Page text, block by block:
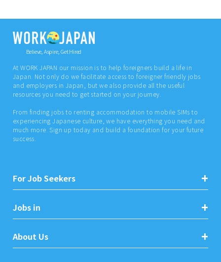
Believe, Aspire, Get Hired
At WORK JAPAN our mission is to help foreigners build a life in
Japan. Not only do we facilitate access to foreigner friendly jobs
and employers in Japan, but we also provide all the useful
resources you need to get started on your journey.
From finding jobs to renting accommodation to mobile SIMs to
experiencing Japanese culture, we have everything you need and
much more. Sign up today and build a foundation for your future
success.
For Job Seekers
Jobs in
About Us